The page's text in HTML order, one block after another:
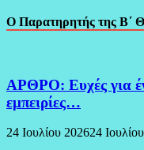
Ο Παρατηρητής της Β΄
ΑΡΘΡΟ: Ευχές για
εμπειρίες…
24 Ιουλίου 202624